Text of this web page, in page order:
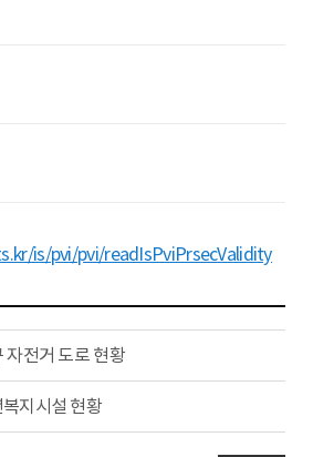
is/pvi/pvi/readIsPviPrsecValidity
자전거 도로 현황
지시설 현황